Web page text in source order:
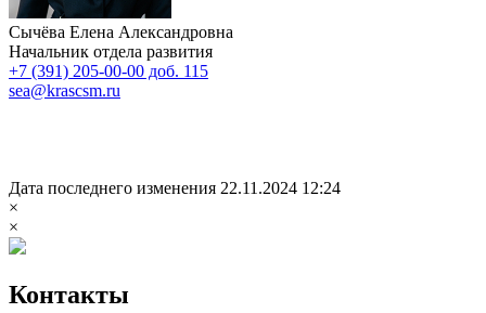
Сычёва Елена Александровна
Начальник отдела развития
+7 (391) 205-00-00 доб. 115
sea@krascsm.ru
Дата последнего изменения 22.11.2024 12:24
×
×
Контакты